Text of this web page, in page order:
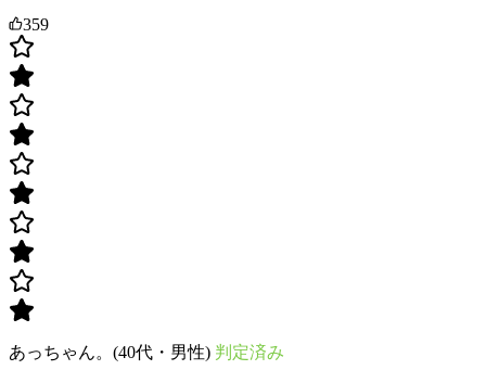
359
あっちゃん。(40代・男性) 判定済み